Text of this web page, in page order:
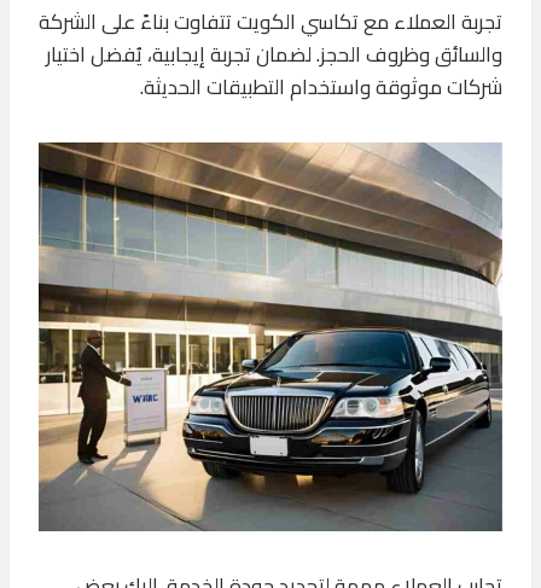
تجربة العملاء مع تكاسي الكويت تتفاوت بناءً على الشركة
والسائق وظروف الحجز. لضمان تجربة إيجابية، يُفضل اختيار
شركات موثوقة واستخدام التطبيقات الحديثة.